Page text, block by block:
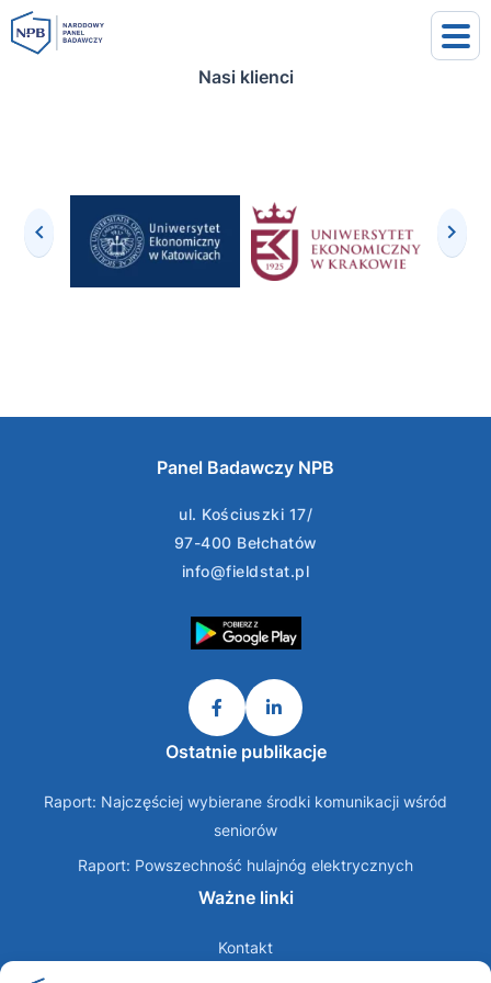
Nasi klienci
Panel Badawczy NPB
ul. Kościuszki 17/
97-400 Bełchatów
info@fieldstat.pl
Ostatnie publikacje
Raport: Najczęściej wybierane środki komunikacji wśród
seniorów
Raport: Powszechność hulajnóg elektrycznych
Ważne linki
Kontakt